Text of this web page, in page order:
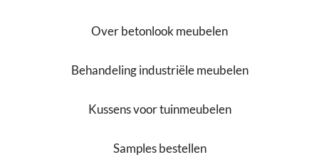
Over betonlook meubelen
Behandeling industriële meubelen
Kussens voor tuinmeubelen
Samples bestellen